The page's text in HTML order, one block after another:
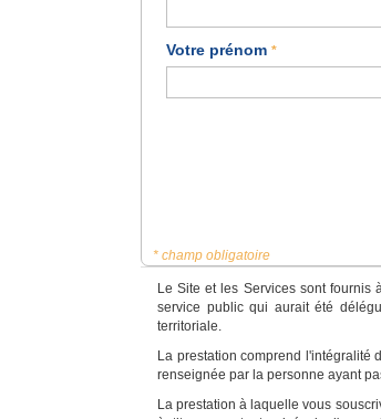
Votre prénom *
* champ obligatoire
Le Site et les Services sont fournis
service public qui aurait été
territoriale.
La prestation comprend l'intégralité
renseignée par la personne ayant
La prestation à laquelle vous